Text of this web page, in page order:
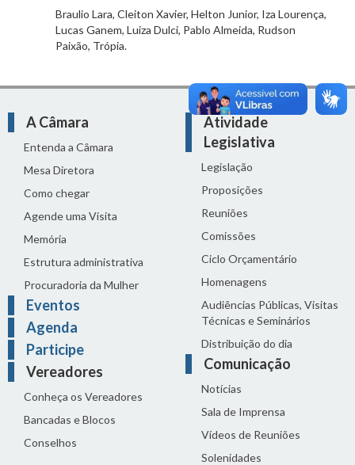
Braulio Lara, Cleiton Xavier, Helton Junior, Iza Lourença,
Lucas Ganem, Luiza Dulci, Pablo Almeida, Rudson
Paixão, Trópia.
A Câmara
Entenda a Câmara
Mesa Diretora
Como chegar
Agende uma Visita
Memória
Estrutura administrativa
Procuradoria da Mulher
Eventos
Agenda
Participe
Vereadores
Conheça os Vereadores
Bancadas e Blocos
Conselhos
Atividade
Legislativa
Legislação
Proposições
Reuniões
Comissões
Ciclo Orçamentário
Homenagens
Audiências Públicas, Visitas
Técnicas e Seminários
Distribuição do dia
Comunicação
Notícias
Sala de Imprensa
Vídeos de Reuniões
Solenidades